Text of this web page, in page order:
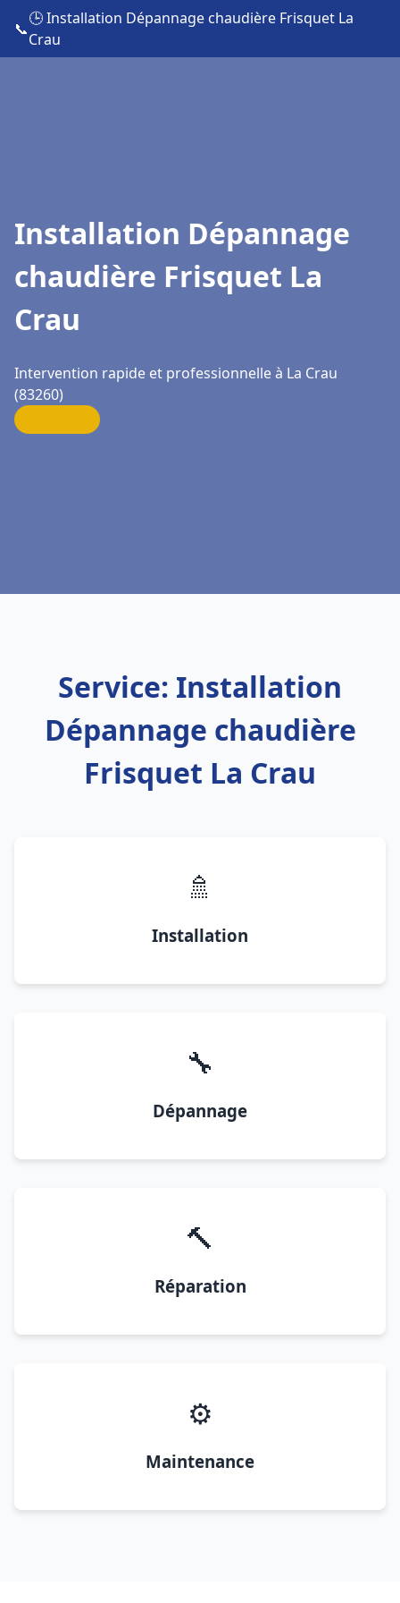
📞
🕒 Installation Dépannage chaudière Frisquet La
Crau
Installation Dépannage
chaudière Frisquet La
Crau
Intervention rapide et professionnelle à La Crau
(83260)
Service: Installation
Dépannage chaudière
Frisquet La Crau
🚿
Installation
🔧
Dépannage
🔨
Réparation
⚙️
Maintenance